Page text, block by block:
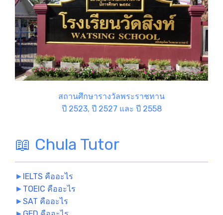
สถานศึกษารางวัลพระราชทาน
ปี 2523, ปี 2527 และ ปี 2558
📖 Chula Tutor
► IELTS คืออะไร
► TOEIC คืออะไร
►SAT คืออะไร